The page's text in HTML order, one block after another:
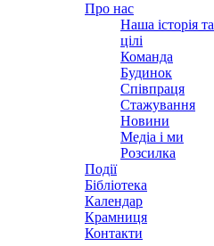
Про нас
Наша історія та
цілі
Команда
Будинок
Співпраця
Стажування
Новини
Медіа і ми
Розсилка
Події
Бібліотека
Календар
Крамниця
Контакти